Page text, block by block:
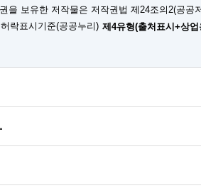
보유한 저작물은 저작권법 제24조의2(공
락표시기준(공공누리)제4유형(출처표시+상업